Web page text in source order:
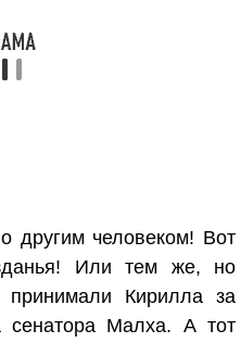
другим человеком! Вот
Или тем же, но
Кирилла за
сенатора Малха. А тот